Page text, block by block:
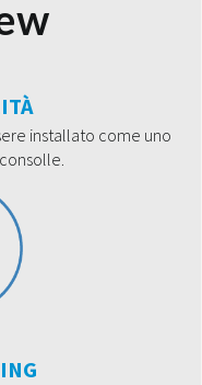
installato come uno